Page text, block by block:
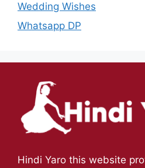
Wedding Wishes
Whatsapp DP
Hindi Yaro this website